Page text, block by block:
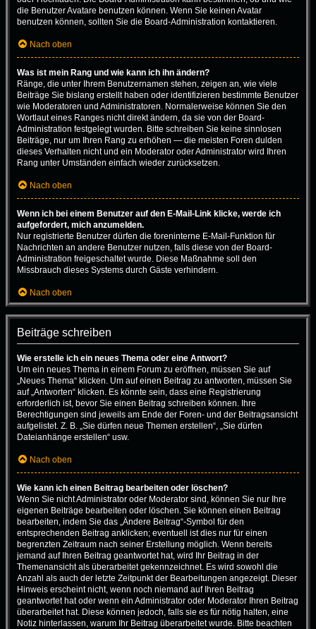
die Benutzer Avatare benutzen können. Wenn Sie keinen Avatar
benutzen können, sollten Sie die Board-Administration kontaktieren.
Nach oben
Was ist mein Rang und wie kann ich ihn ändern?
Ränge, die unter Ihrem Benutzernamen stehen, zeigen an, wie viele
Beiträge Sie bislang erstellt haben oder identifizieren bestimmte Benutzer
wie Moderatoren und Administratoren. Normalerweise können Sie den
Wortlaut eines Ranges nicht direkt ändern, da sie von der Board-
Administration festgelegt wurden. Bitte schreiben Sie keine sinnlosen
Beiträge, nur um Ihren Rang zu erhöhen — die meisten Foren dulden
dieses Verhalten nicht und ein Moderator oder Administrator wird Ihren
Rang unter Umständen einfach wieder zurücksetzen.
Nach oben
Wenn ich bei einem Benutzer auf den E-Mail-Link klicke, werde ich
aufgefordert, mich anzumelden.
Nur registrierte Benutzer dürfen die foreninterne E-Mail-Funktion für
Nachrichten an andere Benutzer nutzen, falls diese von der Board-
Administration freigeschaltet wurde. Diese Maßnahme soll den
Missbrauch dieses Systems durch Gäste verhindern.
Nach oben
Beiträge schreiben
Wie erstelle ich ein neues Thema oder eine Antwort?
Um ein neues Thema in einem Forum zu eröffnen, müssen Sie auf
„Neues Thema“ klicken. Um auf einen Beitrag zu antworten, müssen Sie
auf „Antworten“ klicken. Es könnte sein, dass eine Registrierung
erforderlich ist, bevor Sie einen Beitrag schreiben können. Ihre
Berechtigungen sind jeweils am Ende der Foren- und der Beitragsansicht
aufgelistet. Z. B. „Sie dürfen neue Themen erstellen“, „Sie dürfen
Dateianhänge erstellen“ usw.
Nach oben
Wie kann ich einen Beitrag bearbeiten oder löschen?
Wenn Sie nicht Administrator oder Moderator sind, können Sie nur Ihre
eigenen Beiträge bearbeiten oder löschen. Sie können einen Beitrag
bearbeiten, indem Sie das „Ändere Beitrag“-Symbol für den
entsprechenden Beitrag anklicken; eventuell ist dies nur für einen
begrenzten Zeitraum nach seiner Erstellung möglich. Wenn bereits
jemand auf Ihren Beitrag geantwortet hat, wird Ihr Beitrag in der
Themenansicht als überarbeitet gekennzeichnet. Es wird sowohl die
Anzahl als auch der letzte Zeitpunkt der Bearbeitungen angezeigt. Dieser
Hinweis erscheint nicht, wenn noch niemand auf Ihren Beitrag
geantwortet hat oder wenn ein Administrator oder Moderator Ihren Beitrag
überarbeitet hat. Diese können jedoch, falls sie es für nötig halten, eine
Notiz hinterlassen, warum Ihr Beitrag überarbeitet wurde. Bitte beachten